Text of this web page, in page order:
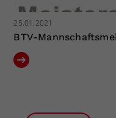
25.01.2021
BTV-